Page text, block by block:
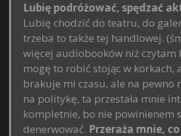
Lubię podróżować, spędzać
Lubię chodzić do teatru, do
trzeba to także tej handlowej.
więcej audiobooków niż czytam
mogę to robić stojąc w korkach,
brakuje mi czasu, ale na pewno
na politykę, ta przestała mnie
kompletnie, bo nie powinienem
denerwować. Przeraża mnie,